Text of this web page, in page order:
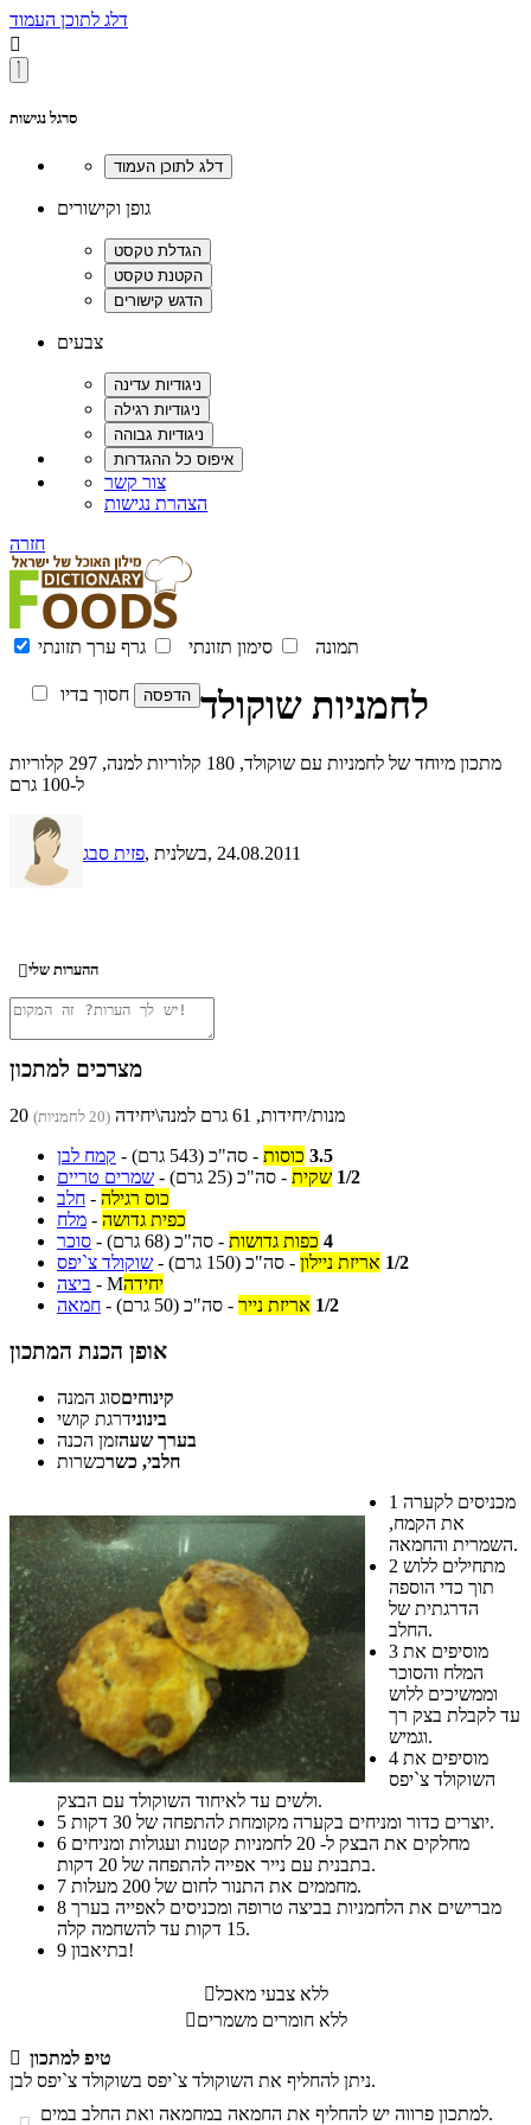
דלג לתוכן העמוד

סרגל נגישות
גופן וקישורים
צבעים
צור קשר
הצהרת נגישות
חזרה
תמונה סימון תזונתי גרף ערך תזונתי
חסוך בדיו לחמניות שוקולד
מתכון מיוחד של לחמניות עם שוקולד, 180 קלוריות למנה, 297 קלוריות
ל-100 גרם
פזית סבג , בשלנית, 24.08.2011
ההערות שלי
מצרכים למתכון
20 מנות/יחידות, 61 גרם למנה\יחידה (20 לחמניות)
קמח לבן - 3.5 כוסות - סה"כ (543 גרם)
שמרים טריים - 1/2 שקית - סה"כ (25 גרם)
חלב - כוס רגילה
מלח - כפית גדושה
סוכר - 4 כפות גדושות - סה"כ (68 גרם)
שוקולד צ`יפס - 1/2 אריזת ניילון - סה"כ (150 גרם)
ביצה - יחידהM
חמאה - 1/2 אריזת נייר - סה"כ (50 גרם)
אופן הכנת המתכון
קינוחיםסוג המנה
בינונידרגת קושי
בערך שעהזמן הכנה
חלבי, כשרכשרות
1
את הקמח,
השמרית והחמאה.
2
תוך כדי הוספה
הדרגתית של
החלב.
3
המלח והסוכר
וממשיכים ללוש
עד לקבלת בצק רך
וגמיש.
4
השוקולד צ`יפס
ולשים עד לאיחוד השוקולד עם הבצק.
5
יוצרים כדור ומניחים בקערה מקומחת להתפחה של 30 דקות.
6
בתבנית עם נייר אפייה להתפחה של 20 דקות.
7
מחממים את התנור לחום של 200 מעלות.
8
15 דקות עד להשחמה קלה.
9
בתיאבון!
ללא צבעי מאכל
ללא חומרים משמרים
 טיפ למתכון
ניתן להחליף את השוקולד צ`יפס בשוקולד צ`יפס לבן.
למתכון פרווה יש להחליף את החמאה במחמאה ואת החלב במים.